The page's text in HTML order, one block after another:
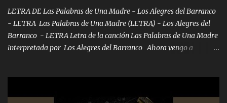
LETRA DE Las Palabras de Una Madre - Los Alegres del Barranco
- LETRA Las Palabras de Una Madre (LETRA) - Los Alegres del
Barranco - LETRA Letra de la canción Las Palabras de Una Madre
interpretada por Los Alegres del Barranco Ahora vengo a
quiso, él tiempo sigue pasando y nunca te olvidaremos, aquí